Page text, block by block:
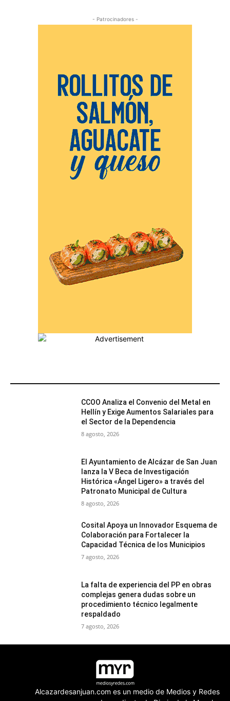
- Patrocinadores -
CCOO Analiza el Convenio del Metal en
Hellín y Exige Aumentos Salariales para
el Sector de la Dependencia
8 agosto, 2026
El Ayuntamiento de Alcázar de San Juan
lanza la V Beca de Investigación
Histórica «Ángel Ligero» a través del
Patronato Municipal de Cultura
8 agosto, 2026
Cosital Apoya un Innovador Esquema de
Colaboración para Fortalecer la
Capacidad Técnica de los Municipios
7 agosto, 2026
La falta de experiencia del PP en obras
complejas genera dudas sobre un
procedimiento técnico legalmente
respaldado
7 agosto, 2026
Alcazardesanjuan.com es un medio de Medios y Redes